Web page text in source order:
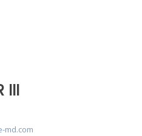
III
md.com